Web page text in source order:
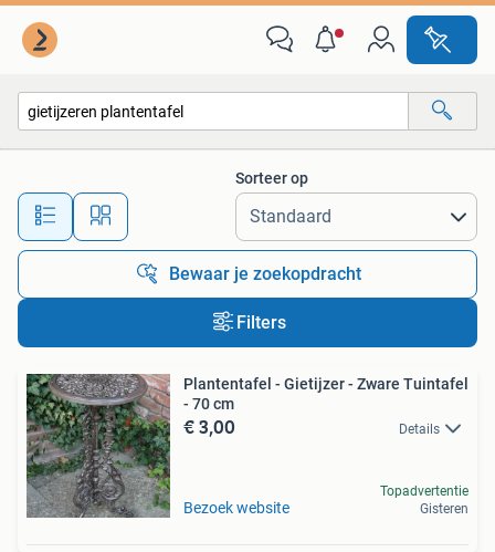
Alle afstanden…
Sorteer op
Bewaar je zoekopdracht
Filters
Plantentafel - Gietijzer - Zware Tuintafel
- 70 cm
€ 3,00 Details
Bezoek website
Topadvertentie
Gisteren